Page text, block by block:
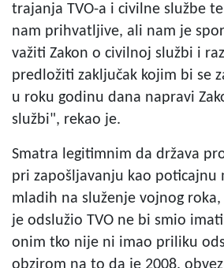
trajanja TVO-a i civilne službe
nam prihvatljive, ali nam je
važiti Zakon o civilnoj službi i
predložiti zaključak kojim bi se
u roku godinu dana napravi
službi", rekao je.
Smatra legitimnim da država
pri zapošljavanju kao poticajnu
mladih na služenje vojnog
je odslužio TVO ne bi smio
onim tko nije ni imao priliku
obzirom na to da je 2008.